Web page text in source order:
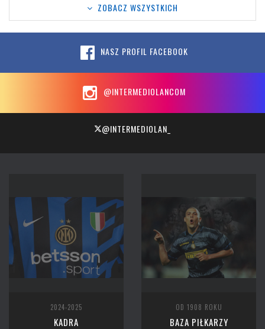
ZOBACZ WSZYSTKICH
NASZ PROFIL FACEBOOK
@INTERMEDIOLANCOM
@INTERMEDIOLAN_
2024-2025
KADRA
OD 1908 ROKU
BAZA PIŁKARZY